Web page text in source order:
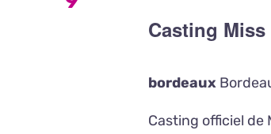
Casting
bordeaux
Casting officiel de